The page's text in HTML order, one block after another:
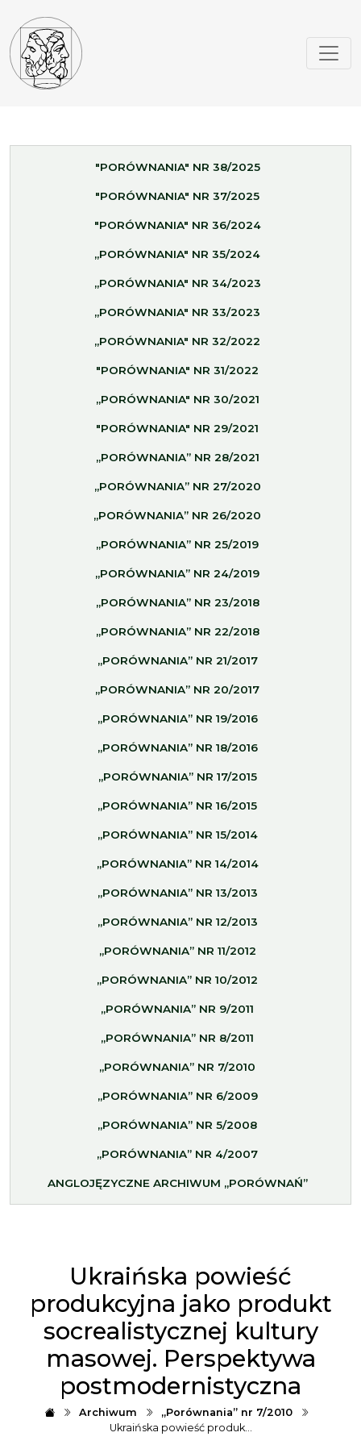
"PORÓWNANIA" NR 38/2025
"PORÓWNANIA" NR 37/2025
"PORÓWNANIA" NR 36/2024
„PORÓWNANIA" NR 35/2024
„PORÓWNANIA" NR 34/2023
„PORÓWNANIA" NR 33/2023
„PORÓWNANIA" NR 32/2022
"PORÓWNANIA" NR 31/2022
„PORÓWNANIA" NR 30/2021
"PORÓWNANIA" NR 29/2021
„PORÓWNANIA” NR 28/2021
„PORÓWNANIA” NR 27/2020
„PORÓWNANIA” NR 26/2020
„PORÓWNANIA” NR 25/2019
„PORÓWNANIA” NR 24/2019
„PORÓWNANIA” NR 23/2018
„PORÓWNANIA” NR 22/2018
„PORÓWNANIA” NR 21/2017
„PORÓWNANIA” NR 20/2017
„PORÓWNANIA” NR 19/2016
„PORÓWNANIA” NR 18/2016
„PORÓWNANIA” NR 17/2015
„PORÓWNANIA” NR 16/2015
„PORÓWNANIA” NR 15/2014
„PORÓWNANIA” NR 14/2014
„PORÓWNANIA” NR 13/2013
„PORÓWNANIA” NR 12/2013
„PORÓWNANIA” NR 11/2012
„PORÓWNANIA” NR 10/2012
„PORÓWNANIA” NR 9/2011
„PORÓWNANIA” NR 8/2011
„PORÓWNANIA” NR 7/2010
„PORÓWNANIA” NR 6/2009
„PORÓWNANIA” NR 5/2008
„PORÓWNANIA” NR 4/2007
ANGLOJĘZYCZNE ARCHIWUM „PORÓWNAŃ”
Ukraińska powieść
produkcyjna jako produkt
socrealistycznej kultury
masowej. Perspektywa
postmodernistyczna
Archiwum
„Porównania” nr 7/2010
Ukraińska powieść produk…